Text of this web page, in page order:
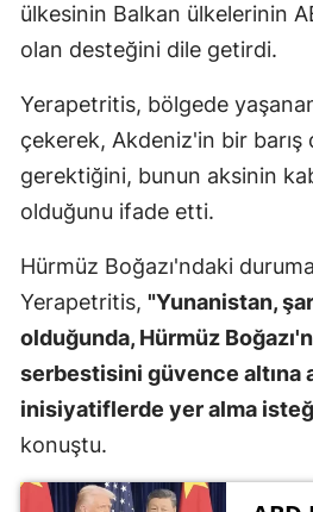
ülkesinin Balkan ülkelerinin
olan desteğini dile getirdi.
Yerapetritis, bölgede
çekerek, Akdeniz'in bir barış
gerektiğini, bunun aksinin
olduğunu ifade etti.
Hürmüz Boğazı'ndaki
Yerapetritis, "Yunanistan,
olduğunda, Hürmüz
serbestisini güvence altına
inisiyatiflerde yer alma
konuştu.